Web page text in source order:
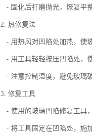
- 固化后打磨抛光，恢复平整
2. 热修复法
- 用热风对凹陷处加热，使
- 用工具轻轻按压凹陷处，
- 注意控制温度，避免玻璃破
3. 修复工具
- 使用的玻璃凹陷修复工具
- 将工具固定在凹陷处，施